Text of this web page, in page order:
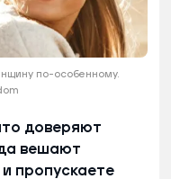
по-особенному.
доверяют
вешают
пропускаете